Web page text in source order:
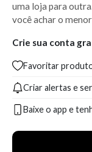
Economize R$
Creme Antirrugas
Neovadiol
A partir de:
R$ 329,99
R$
Compare
uma loja para
você achar o
Crie sua conta
Favoritar
Criar alertas e
Baixe o app e